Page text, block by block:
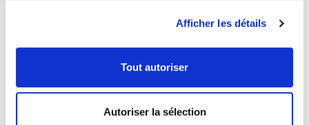
Afficher les détails
Tout autoriser
Autoriser la sélection